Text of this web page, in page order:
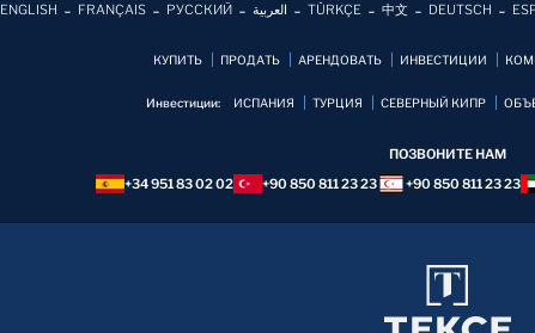
ENGLISH FRANÇAIS РУССКИЙ العربية TÜRKÇE 中文 DEUTSCH
КУПИТЬ ПРОДАТЬ АРЕНДОВАТЬ ИНВЕСТИЦИИ
Инвестиции: ИСПАНИЯ ТУРЦИЯ СЕВЕРНЫЙ КИПР
ПОЗВОНИТЕ НАМ
+34 951 83 02 02
+90 850 811 23 23 +90 850 811 23 23